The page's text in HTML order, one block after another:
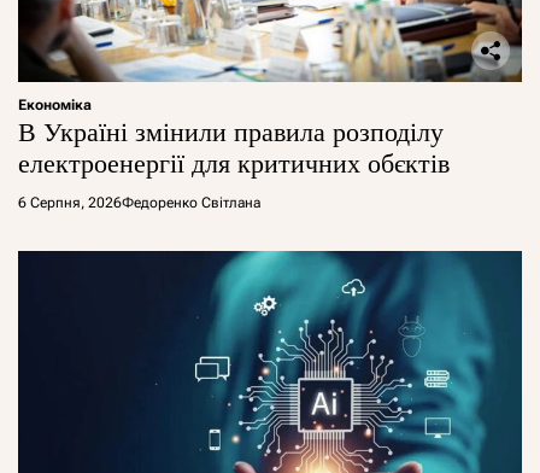
Економіка
В Україні змінили правила розподілу
електроенергії для критичних обєктів
6 Серпня, 2026Федоренко Світлана